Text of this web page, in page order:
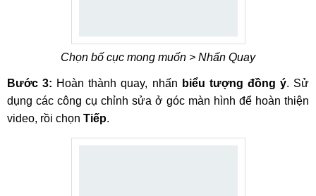
Chọn bố cục mong muốn > Nhấn Quay
Bước 3: Hoàn thành quay, nhấn biểu tượng đồng ý. Sử
dụng các công cụ chỉnh sửa ở góc màn hình để hoàn thiện
video, rồi chọn Tiếp.